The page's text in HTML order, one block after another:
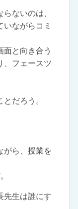
ないのは、
ながらコミ
と向き合う
、フェースツ
だろう。
がら、授業を
先生は誰にす